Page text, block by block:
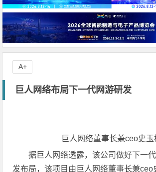
巨人网络布局下一代网游研发
巨人网络董事长兼ceo史玉
据巨人网络透露，该公司做好下一
发布局，该项目由巨人网络董事长兼ceo
A+